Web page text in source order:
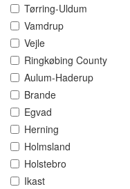
Tørring-Uldum
Vamdrup
Vejle
Ringkøbing County
Aulum-Haderup
Brande
Egvad
Herning
Holmsland
Holstebro
Ikast